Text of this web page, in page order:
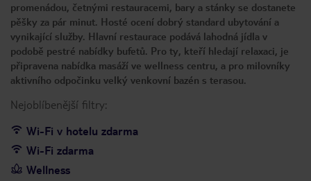
promenádou, četnými restauracemi, bary a stánky se dostanete
pěšky za pár minut. Hosté ocení dobrý standard ubytování a
vynikající služby. Hlavní restaurace podává lahodná jídla v
podobě pestré nabídky bufetů. Pro ty, kteří hledají relaxaci, je
připravena nabídka masáží ve wellness centru, a pro milovníky
aktivního odpočinku velký venkovní bazén s terasou.
Nejoblíbenější filtry:
Wi-Fi v hotelu zdarma
Wi-Fi zdarma
Wellness